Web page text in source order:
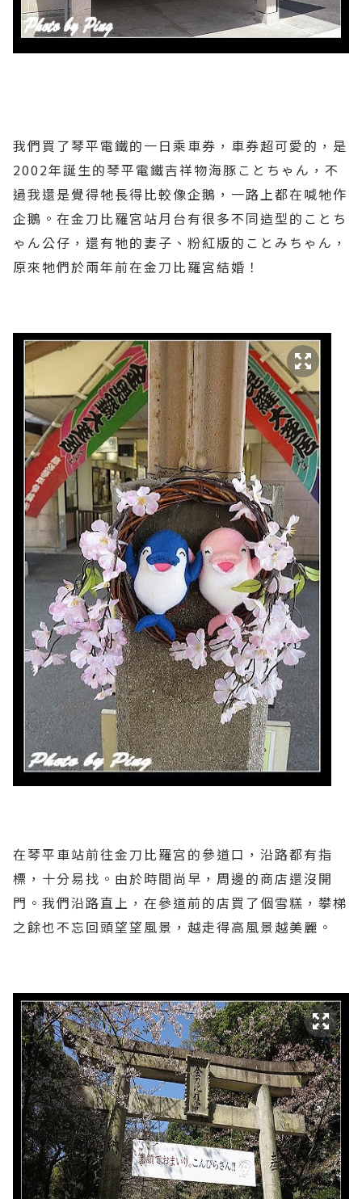
我們買了琴平電鐵的一日乘車券，車券超可愛的，是
2002年誕生的琴平電鐵吉祥物海豚ことちゃん，不
過我還是覺得牠長得比較像企鵝，一路上都在喊牠作
企鵝。在金刀比羅宮站月台有很多不同造型的ことち
ゃん公仔，還有牠的妻子、粉紅版的ことみちゃん，
原來牠們於兩年前在金刀比羅宮結婚！
在琴平車站前往金刀比羅宮的參道口，沿路都有指
標，十分易找。由於時間尚早，周邊的商店還沒開
門。我們沿路直上，在參道前的店買了個雪糕，攀梯
之餘也不忘回頭望望風景，越走得高風景越美麗。